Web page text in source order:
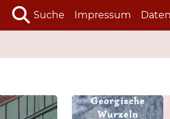
Suche Impressum